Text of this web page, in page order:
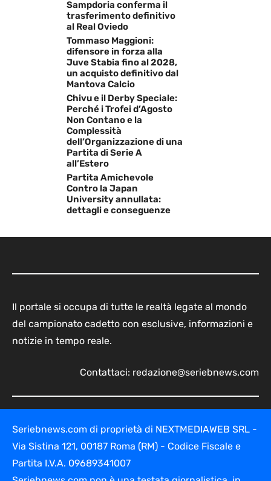
Sampdoria conferma il
trasferimento definitivo
al Real Oviedo
Tommaso Maggioni:
difensore in forza alla
Juve Stabia fino al 2028,
un acquisto definitivo dal
Mantova Calcio
Chivu e il Derby Speciale:
Perché i Trofei d’Agosto
Non Contano e la
Complessità
dell’Organizzazione di una
Partita di Serie A
all’Estero
Partita Amichevole
Contro la Japan
University annullata:
dettagli e conseguenze
Il portale si occupa di tutte le realtà legate al mondo
del campionato cadetto con esclusive, informazioni e
notizie in tempo reale.
Contattaci: redazione@seriebnews.com
Seriebnews.com di proprietà di NEXTMEDIAWEB SRL -
Via Sistina 121, 00187 Roma (RM) - Codice Fiscale e
Partita I.V.A. 09689341007